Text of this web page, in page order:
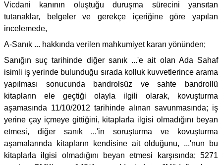
Vicdani kanının oluştuğu duruşma sürecini yansıtan
tutanaklar, belgeler ve gerekçe içeriğine göre yapılan
incelemede,
A-Sanık ... hakkında verilen mahkumiyet kararı yönünden;
Sanığın suç tarihinde diğer sanık ...'e ait olan Ada Sahaf
isimli iş yerinde bulunduğu sırada kolluk kuvvetlerince arama
yapılması sonucunda bandrolsüz ve sahte bandrollü
kitapların ele geçtiği olayla ilgili olarak, kovuşturma
aşamasında 11/10/2012 tarihinde alınan savunmasında; iş
yerine çay içmeye gittiğini, kitaplarla ilgisi olmadığını beyan
etmesi, diğer sanık ...'in soruşturma ve kovuşturma
aşamalarında kitapların kendisine ait olduğunu, ...'nun bu
kitaplarla ilgisi olmadığını beyan etmesi karşısında; 5271